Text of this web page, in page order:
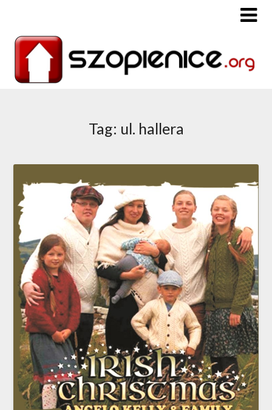
Tag: ul. hallera